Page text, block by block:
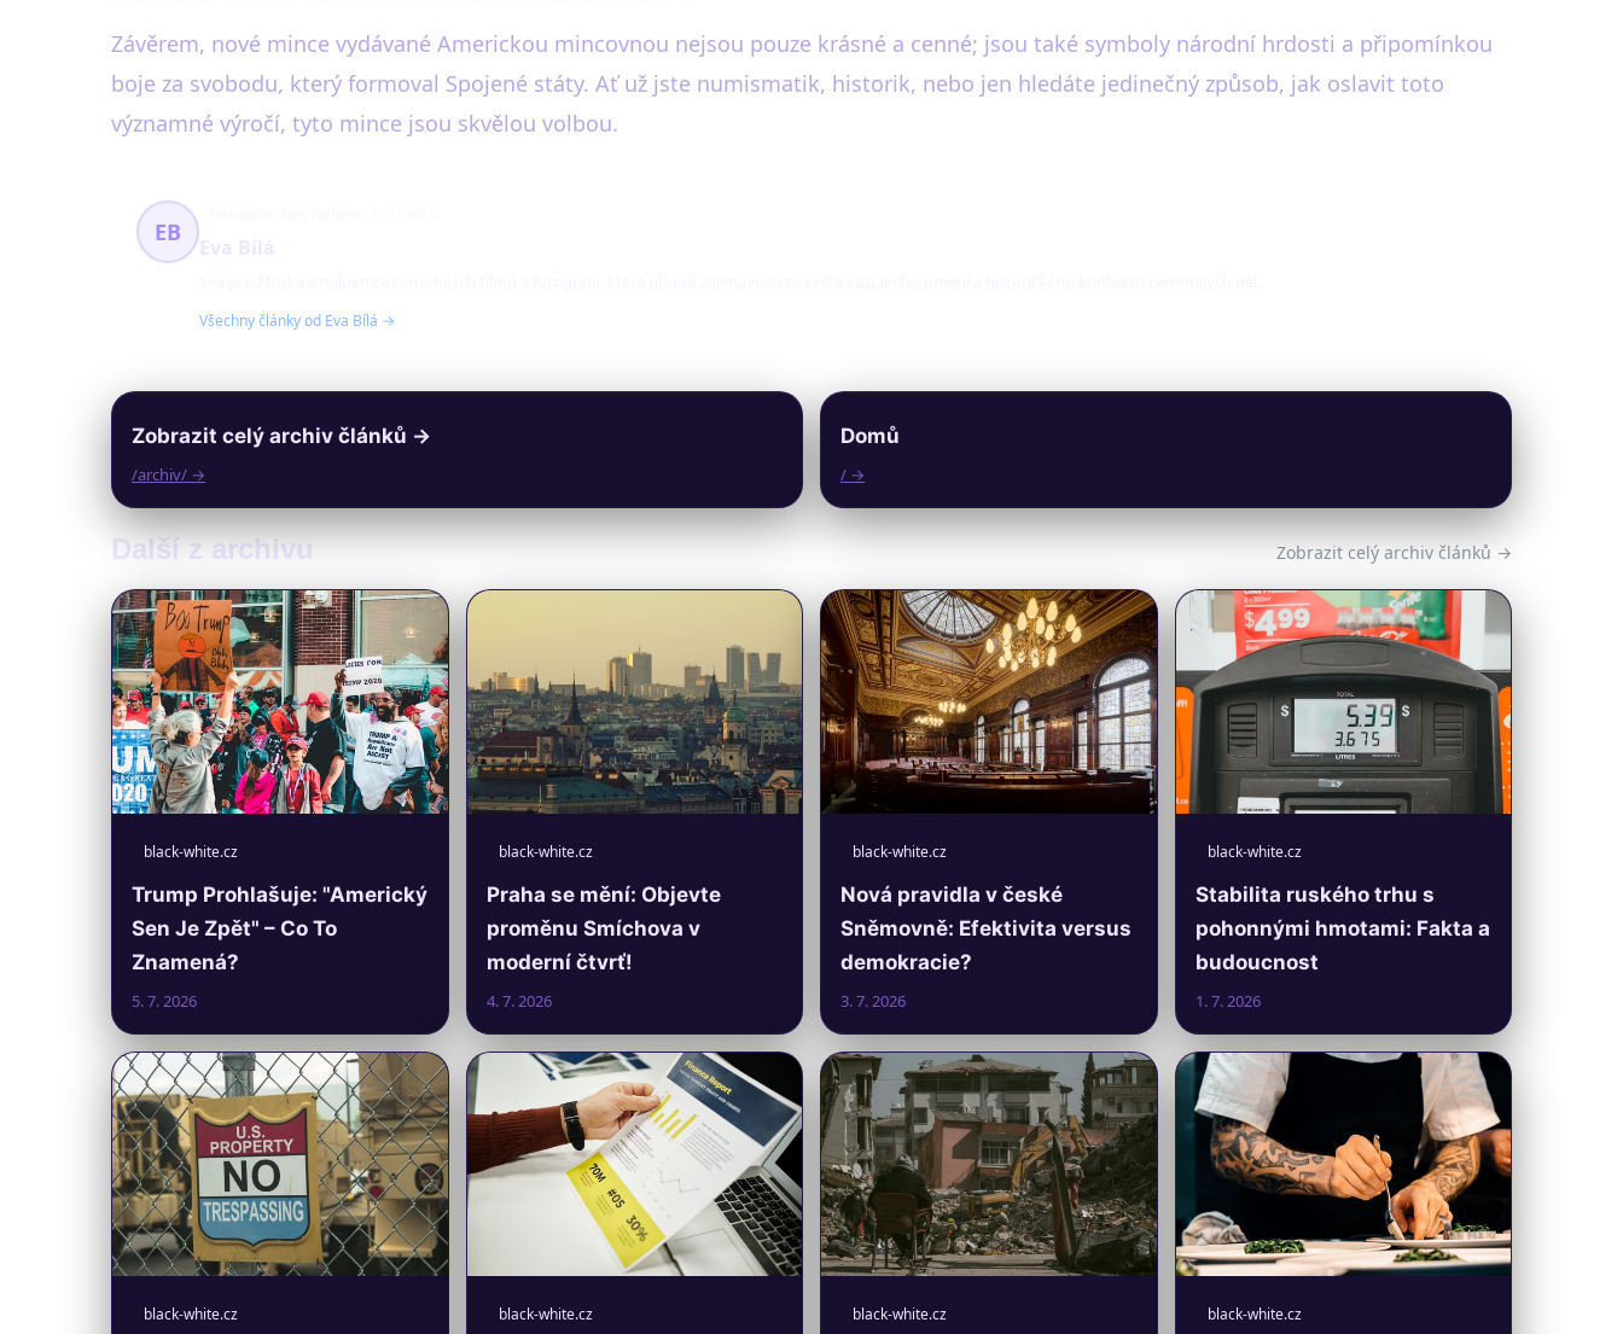
Závěrem, nové mince vydávané Americkou mincovnou nejsou pouze krásné a cenné; jsou také symboly národní hrdosti a připomínkou
boje za svobodu, který formoval Spojené státy. Ať už jste numismatik, historik, nebo jen hledáte jedinečný způsob, jak oslavit toto
významné výročí, tyto mince jsou skvělou volbou.
EB
Všechny články od Eva Bílá →
Zobrazit celý archiv článků →
/archiv/ →
Domů
/ →
Další z archivu Zobrazit celý archiv článků →
black-white.cz
Trump Prohlašuje: "Americký
Sen Je Zpět" – Co To
Znamená?
5. 7. 2026
black-white.cz
Praha se mění: Objevte
proměnu Smíchova v
moderní čtvrť!
4. 7. 2026
black-white.cz
Nová pravidla v české
Sněmovně: Efektivita versus
demokracie?
3. 7. 2026
black-white.cz
Stabilita ruského trhu s
pohonnými hmotami: Fakta a
budoucnost
1. 7. 2026
black-white.cz black-white.cz black-white.cz black-white.cz